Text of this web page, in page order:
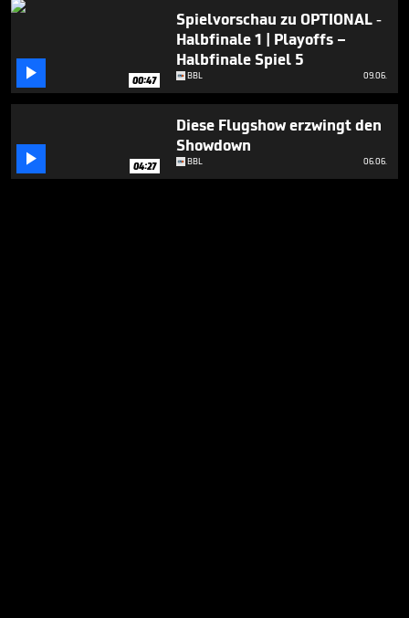
 00:47
Spielvorschau zu OPTIONAL -
Halbfinale 1 | Playoffs –
Halbfinale Spiel 5
BBL 09.06.
 04:27
Diese Flugshow erzwingt den
Showdown
BBL 06.06.